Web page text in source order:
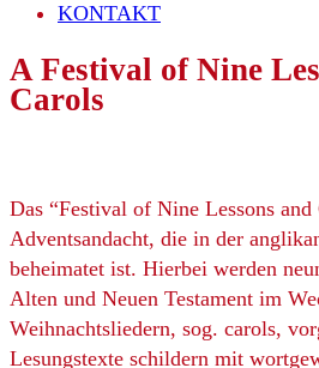
KONTAKT
A Festival of Nine
Carols
Das “Festival of Nine Lessons and
Adventsandacht, die in der
beheimatet ist. Hierbei werden
Alten und Neuen Testament im
Weihnachtsliedern, sog. carols,
Lesungstexte schildern mit